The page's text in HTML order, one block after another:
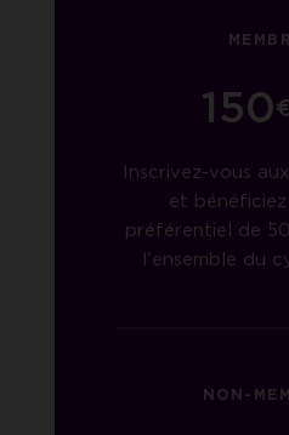
150
Inscrivez-vous
et
préférentiel de
l'ensemble du
NON-